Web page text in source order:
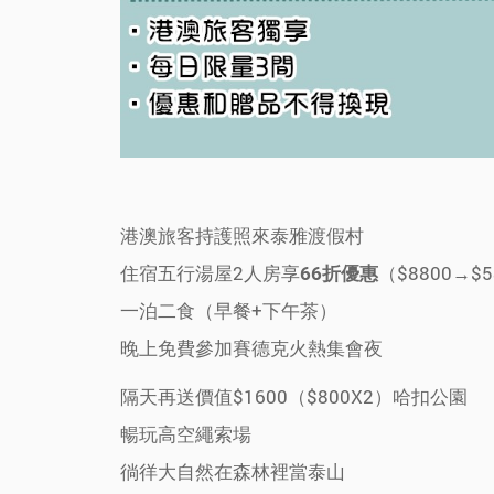
港澳旅客持護照來泰雅渡假村
住宿五行湯屋2人房享66折優惠（
一泊二食（早餐+下午茶）
晚上免費參加賽德克火熱集會夜
隔天再送價值$1600（$800X2）哈扣公園
暢玩高空繩索場
徜徉大自然在森林裡當泰山